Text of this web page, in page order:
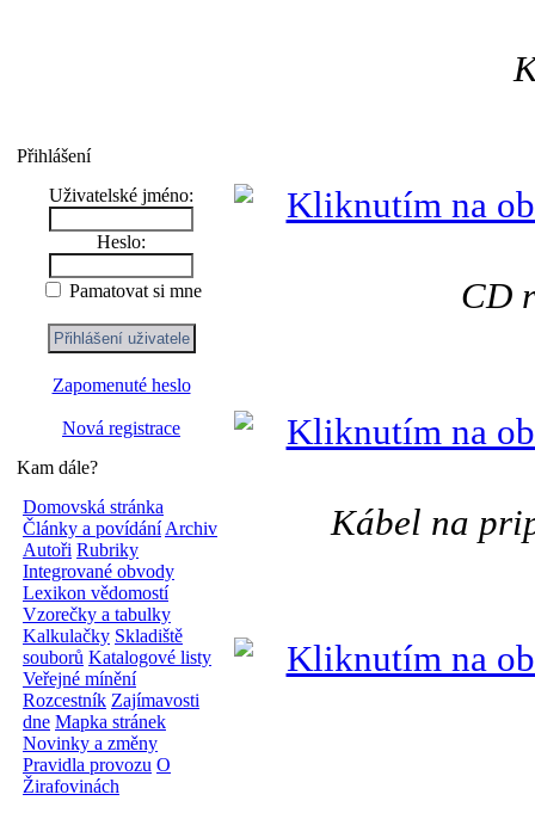
Přihlášení
Uživatelské jméno:
Heslo:
Pamatovat si mne
Zapomenuté heslo
Nová registrace
Kam dále?
Domovská stránka
Články a povídání Archiv
Autoři Rubriky
Integrované obvody
Lexikon vědomostí
Vzorečky a tabulky
Kalkulačky Skladiště
souborů Katalogové listy
Veřejné mínění
Rozcestník Zajímavosti
dne Mapka stránek
Novinky a změny
Pravidla provozu O
Žirafovinách
CD
Kábel na